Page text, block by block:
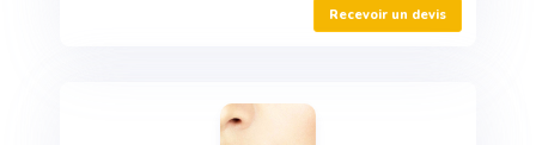
Recevoir un devis